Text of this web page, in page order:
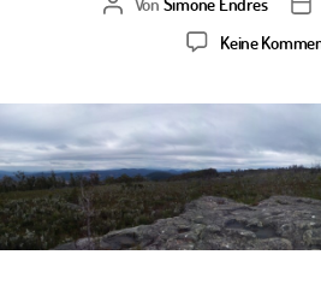
Keine